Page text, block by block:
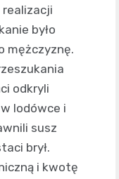
realizacji
było
mężczyznę.
odkryli
lodówce i
susz
brył.
i kwotę